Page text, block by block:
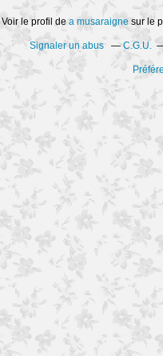
Voir le profil de a musaraigne sur le
Signaler un abus C.G.U.